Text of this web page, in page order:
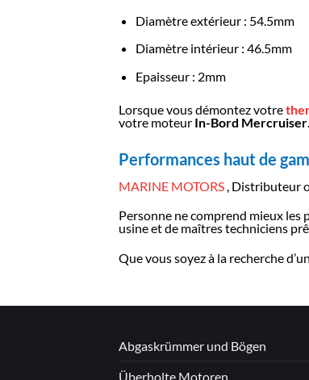
Diamètre extérieur : 54.5mm
Diamètre intérieur : 46.5mm
Epaisseur : 2mm
Lorsque vous démontez votre
votre moteur In-Bord Mercruiser
Performances haut de
MARINE MOTORS , Distributeur
Personne ne comprend mieux les
usine et de maîtres techniciens
Que vous soyez à la recherche
Abgaskrümmer und Bögen
Überholte Motoren